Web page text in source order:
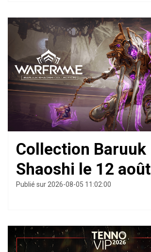
Collection Baruuk
Shaoshi le 12 août
Publié sur 2026-08-05 11:02:00